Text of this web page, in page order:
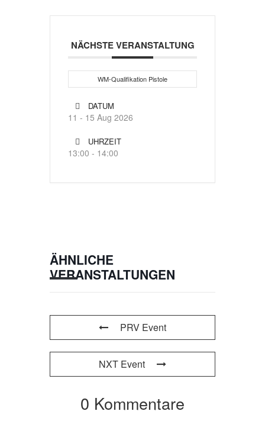
NÄCHSTE VERANSTALTUNG
WM-Qualifikation Pistole
DATUM
11 - 15 Aug 2026
UHRZEIT
13:00 - 14:00
ÄHNLICHE
VERANSTALTUNGEN
PRV Event
NXT Event
0 Kommentare